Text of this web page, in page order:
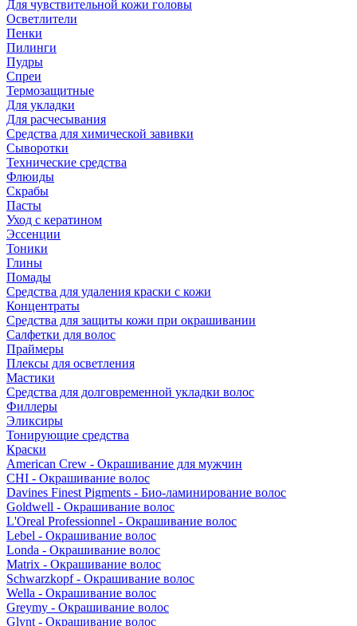
Для чувствительной кожи головы
Осветлители
Пенки
Пилинги
Пудры
Спреи
Термозащитные
Для укладки
Для расчесывания
Средства для химической завивки
Сыворотки
Технические средства
Флюиды
Скрабы
Пасты
Уход с кератином
Эссенции
Тоники
Глины
Помады
Средства для удаления краски с кожи
Концентраты
Средства для защиты кожи при окрашивании
Салфетки для волос
Праймеры
Плексы для осветления
Мастики
Средства для долговременной укладки волос
Филлеры
Эликсиры
Тонирующие средства
Краски
American Crew - Окрашивание для мужчин
CHI - Окрашивание волос
Davines Finest Pigments - Био-ламинирование волос
Goldwell - Окрашивание волос
L'Oreal Professionnel - Окрашивание волос
Lebel - Окрашивание волос
Londa - Окрашивание волос
Matrix - Окрашивание волос
Schwarzkopf - Окрашивание волос
Wella - Окрашивание волос
Greymy - Окрашивание волос
Glynt - Окрашивание волос